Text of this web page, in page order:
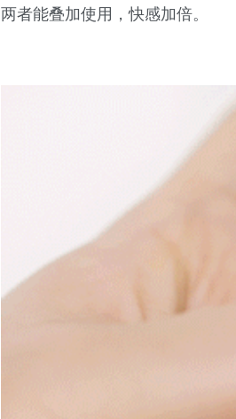
两者能叠加使用，快感加倍。